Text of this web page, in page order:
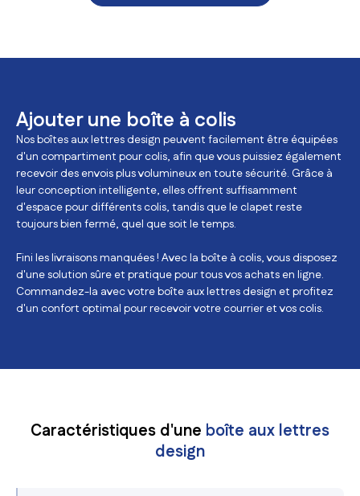
Ajouter une boîte à colis
Nos boîtes aux lettres design peuvent facilement être équipées
d'un compartiment pour colis, afin que vous puissiez également
recevoir des envois plus volumineux en toute sécurité. Grâce à
leur conception intelligente, elles offrent suffisamment
d'espace pour différents colis, tandis que le clapet reste
toujours bien fermé, quel que soit le temps.
Fini les livraisons manquées ! Avec la boîte à colis, vous disposez
d'une solution sûre et pratique pour tous vos achats en ligne.
Commandez-la avec votre boîte aux lettres design et profitez
d'un confort optimal pour recevoir votre courrier et vos colis.
Caractéristiques d'une boîte aux lettres
design